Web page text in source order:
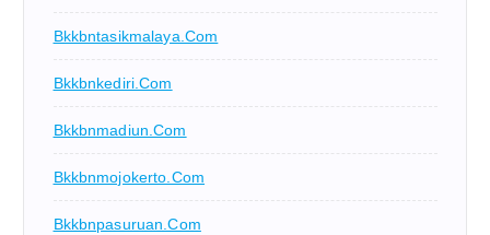
Bkkbntasikmalaya.com
Bkkbnkediri.com
Bkkbnmadiun.com
Bkkbnmojokerto.com
Bkkbnpasuruan.com